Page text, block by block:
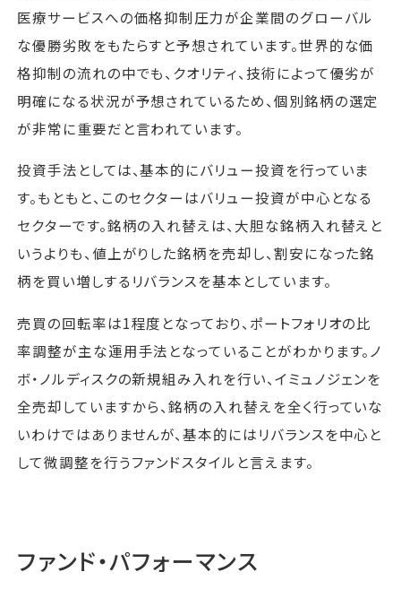
医療サービスへの価格抑制圧力が企業間のグローバル
な優勝劣敗をもたらすと予想されています。世界的な価
格抑制の流れの中でも、クオリティ、技術によって優劣が
明確になる状況が予想されているため、個別銘柄の選定
が非常に重要だと言われています。
投資手法としては、基本的にバリュー投資を行っていま
す。もともと、このセクターはバリュー投資が中心となる
セクターです。銘柄の入れ替えは、大胆な銘柄入れ替えと
いうよりも、値上がりした銘柄を売却し、割安になった銘
柄を買い増しするリバランスを基本としています。
売買の回転率は1程度となっており、ポートフォリオの比
率調整が主な運用手法となっていることがわかります。ノ
ボ・ノルディスクの新規組み入れを行い、イミュノジェンを
全売却していますから、銘柄の入れ替えを全く行っていな
いわけではありませんが、基本的にはリバランスを中心と
して微調整を行うファンドスタイルと言えます。
ファンド・パフォーマンス